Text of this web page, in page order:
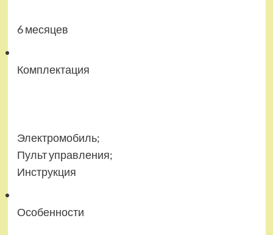
6 месяцев
Комплектация
Электромобиль;
Пульт управления;
Инструкция
Особенности